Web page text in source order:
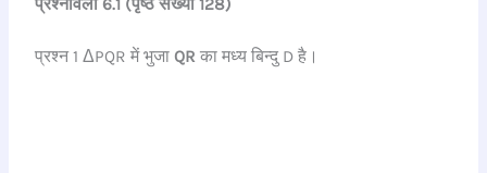
प्रश्नावली 6.1 (पृष्ठ संख्या 128)
प्रश्न 1 ΔPQR में भुजा QR का मध्य बिन्दु D है।